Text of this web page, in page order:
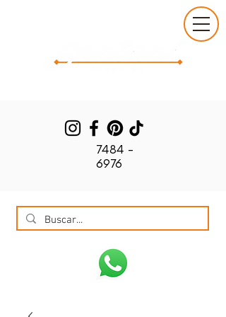
7484 -
6976